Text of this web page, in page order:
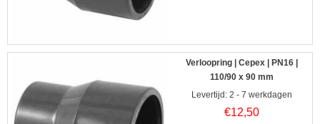
Verloopring | Cepex | PN16 |
110/90 x 90 mm
Levertijd: 2 - 7 werkdagen
€12,50